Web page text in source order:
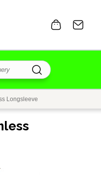
Longsleeve